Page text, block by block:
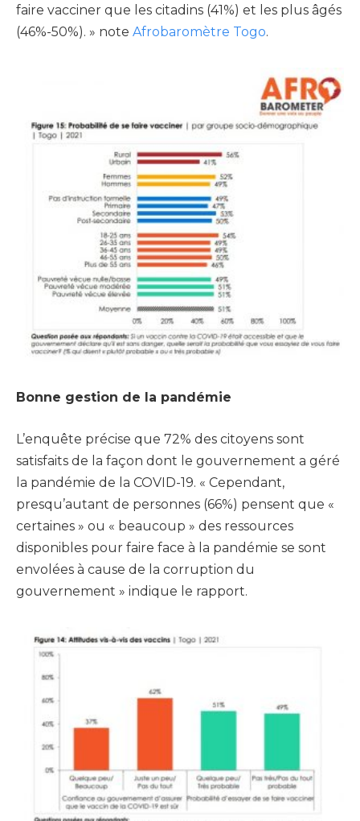
faire vacciner que les citadins (41%) et les plus âgés
(46%-50%). » note Afrobaromètre Togo.
Bonne gestion de la pandémie
L’enquête précise que 72% des citoyens sont
satisfaits de la façon dont le gouvernement a géré
la pandémie de la COVID-19. « Cependant,
presqu’autant de personnes (66%) pensent que «
certaines » ou « beaucoup » des ressources
disponibles pour faire face à la pandémie se sont
envolées à cause de la corruption du
gouvernement » indique le rapport.